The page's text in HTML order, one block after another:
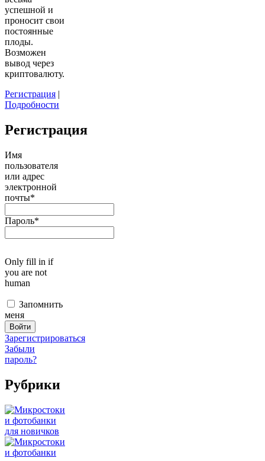
успешной и
проносит свои
постоянные
плоды.
Возможен
вывод через
криптовалюту.
Регистрация
Подробности
Регистрация
Имя
пользователя
или адрес
электронной
почты*
Пароль*
Only fill in if
you are not
human
Запомнить
меня
Зарегистрироваться
Забыли
пароль?
Рубрики